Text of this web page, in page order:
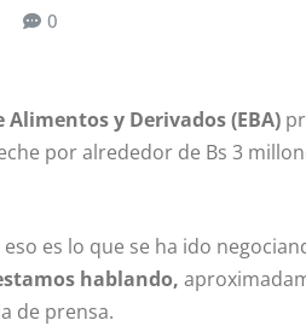
0
y Derivados (EBA)
por alrededor de Bs 3
es lo que se ha ido
hablando,
de prensa.